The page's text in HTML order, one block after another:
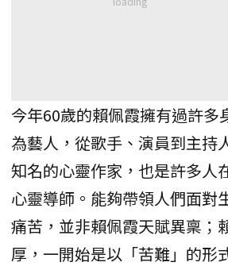
今年60歲的賴佩霞擁有過許
為藝人，從歌手、演員到主持
知名的心靈作家，也是許多人
心靈導師。能夠帶領人們面對
痛苦，並非賴佩霞天賦異稟；
厚，一開始是以「苦難」的形